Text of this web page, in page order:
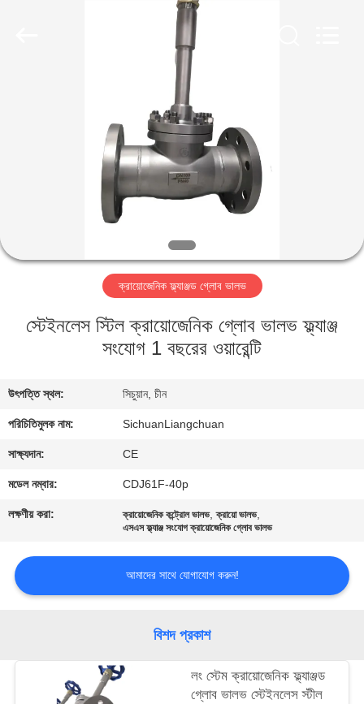
আমাদের
সম্পর্কে
কারখানা
মান
নিয়ন্ত্রণ
যোগাযোগ
করুন
খবর
উদ্ধৃতির
ক্রায়োজেনিক ফ্ল্যাঞ্জড গ্লোব ভালভ
স্টেইনলেস স্টিল ক্রায়োজেনিক গ্লোব ভালভ ফ্ল্যাঞ্জ
সংযোগ 1 বছরের ওয়ারেন্টি
উৎপত্তি স্থল: সিচুয়ান, চীন
পরিচিতিমুলক নাম: SichuanLiangchuan
সাক্ষ্যদান: CE
মডেল নম্বার: CDJ61F-40p
লক্ষণীয় করা: ক্রায়োজেনিক কন্ট্রোল ভালভ,ক্রায়ো ভালভ,
এসএস ফ্ল্যাঞ্জ সংযোগ ক্রায়োজেনিক গ্লোব ভালভ
আমাদের সাথে যোগাযোগ করুন!
বিশদ প্রকাশ
লং স্টেম ক্রায়োজেনিক ফ্ল্যাঞ্জড
গ্লোব ভালভ স্টেইনলেস স্টীল